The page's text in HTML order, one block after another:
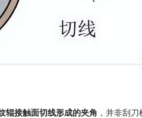
辊接触面切线形成的夹角 ，并非刮